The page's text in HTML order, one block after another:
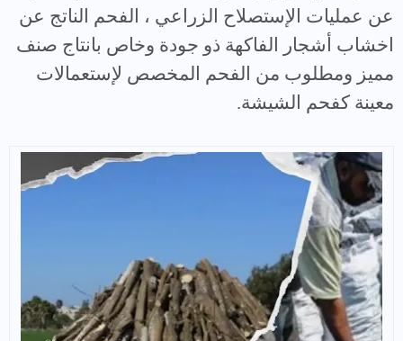
عن عمليات الإستصلاح الزراعي ، الفحم الناتج عن
اخشاب أشجار الفاكهة ذو جودة وخاص بانتاج صنف
مميز ومطلوب من الفحم المخصص لإستعمالات
معينة كفحم الشيشة.